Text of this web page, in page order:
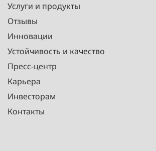
Услуги и продукты
Отзывы
Инновации
Устойчивость и качество
Пресс-центр
Карьера
Инвесторам
Контакты